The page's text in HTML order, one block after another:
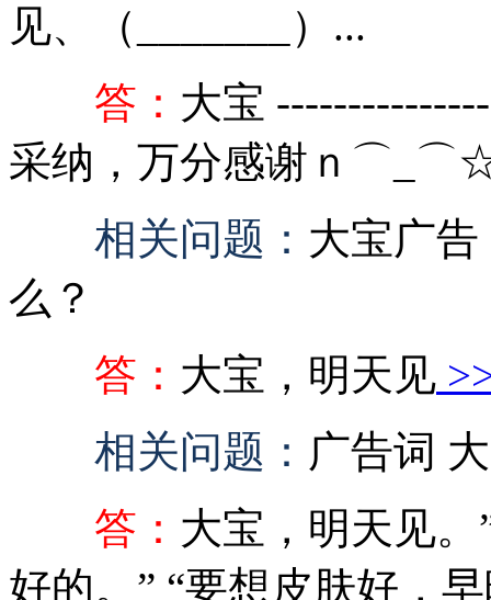
见、（_______）...
答： 大宝
采纳，万分感谢ｎ
相关问题： 大宝广
么？
答： 大宝，明天见
相关问题： 广告词
答： 大宝，明天见。
好的。” “要想皮肤好，